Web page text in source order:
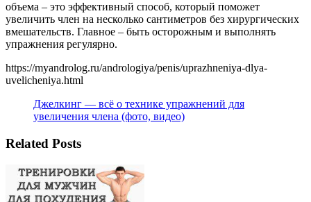
объема – это эффективный способ, который поможет
увеличить член на несколько сантиметров без хирургических
вмешательств. Главное – быть осторожным и выполнять
упражнения регулярно.
https://myandrolog.ru/andrologiya/penis/uprazhneniya-dlya-
uvelicheniya.html
Джелкинг — всё о технике упражнений для
увеличения члена (фото, видео)
Related Posts